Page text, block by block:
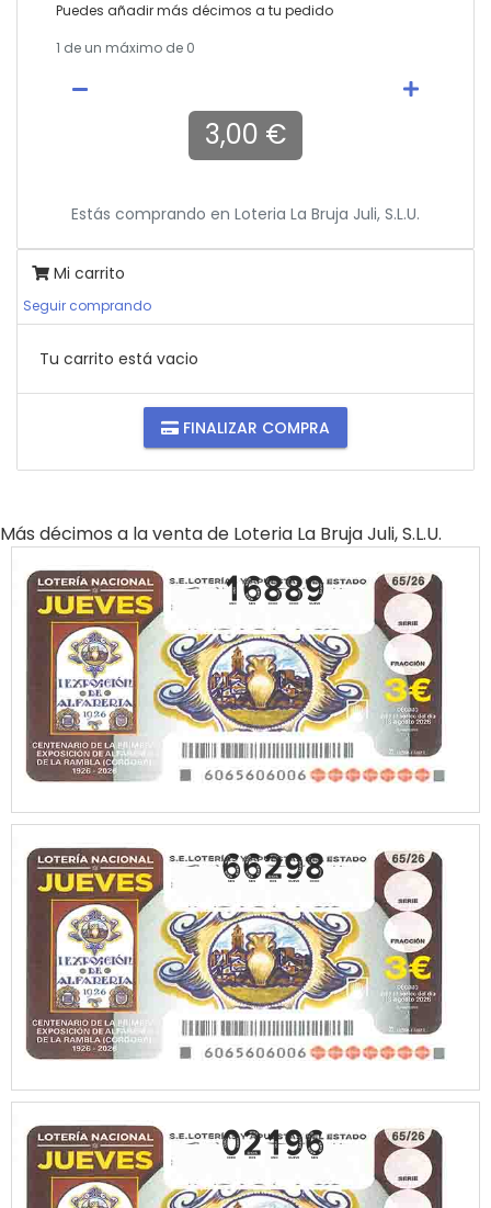
Puedes añadir más décimos a tu pedido
1 de un máximo de 0
3,00 €
Estás comprando en Loteria La Bruja Juli, S.l.u.
Mi carrito
Seguir comprando
Tu carrito está vacio
FINALIZAR COMPRA
Más décimos a la venta de Loteria La Bruja Juli, S.l.u.
16889
66298
02196